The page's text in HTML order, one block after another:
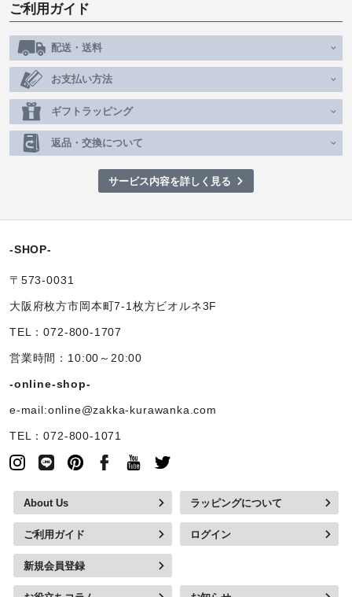
ご利用ガイド
配送・送料
お支払い方法
ギフトラッピング
返品・交換について
サービス内容を詳しく見る
-SHOP-
〒573-0031
大阪府枚方市岡本町7-1枚方ビオルネ3F
TEL：072-800-1707
営業時間：10:00～20:00
-online-shop-
e-mail:online@zakka-kurawanka.com
TEL：072-800-1071
About Us ラッピングについて
ご利用ガイド ログイン
新規会員登録